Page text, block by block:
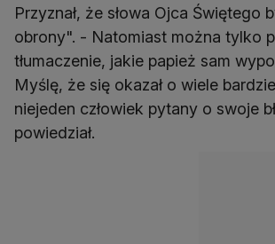
Przyznał, że słowa Ojca Świętego
obrony". - Natomiast można tylko
tłumaczenie, jakie papież sam
Myślę, że się okazał o wiele
niejeden człowiek pytany o swoje
powiedział.